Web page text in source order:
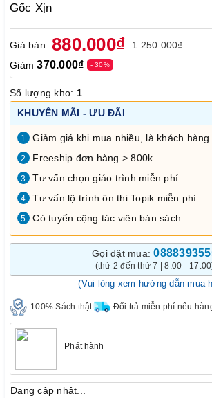
Gốc Xịn
Giá bán: 880.000₫
1.250.000₫
Giảm370.000₫ - 30%
Số lượng kho: 1
KHUYẾN MÃI - ƯU ĐÃI
1 Giảm giá khi mua nhiều, là khách
2 Freeship đơn hàng > 800k
3 Tư vấn chọn giáo trình miễn phí
4 Tư vấn lộ trình ôn thi Topik miễn phí.
5 Có tuyển cộng tác viên bán sách
Gọi đặt mua:
(thứ 2 đến thứ 7 | 8:00 -
(Vui lòng xem hướng dẫn mua
100% Sách thật Đổi trả miễn phí nếu
Phát hành
Đang cập nhật...